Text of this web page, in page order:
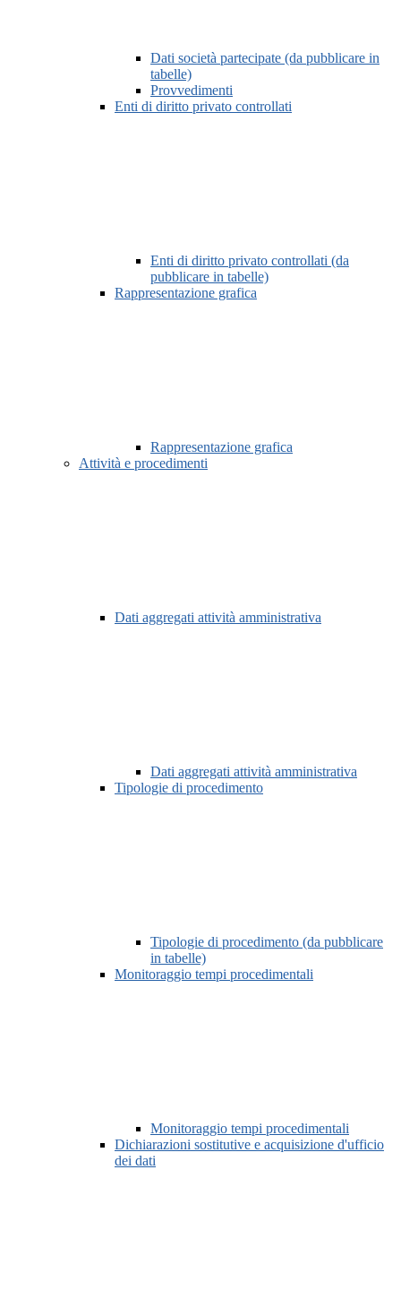
Dati società partecipate (da pubblicare in
tabelle)
Provvedimenti
Enti di diritto privato controllati
Enti di diritto privato controllati (da
pubblicare in tabelle)
Rappresentazione grafica
Rappresentazione grafica
Attività e procedimenti
Dati aggregati attività amministrativa
Dati aggregati attività amministrativa
Tipologie di procedimento
Tipologie di procedimento (da pubblicare
in tabelle)
Monitoraggio tempi procedimentali
Monitoraggio tempi procedimentali
Dichiarazioni sostitutive e acquisizione d'ufficio
dei dati